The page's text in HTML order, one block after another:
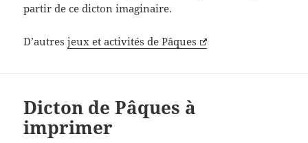
partir de ce dicton imaginaire.
D’autresjeux et activités de Pâques
Dicton de Pâques à
imprimer